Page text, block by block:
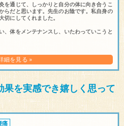
を通じて、しっかりと自分の体に向き合うこ
らだと思います。先生のお陰です。私自身の
切にしてくれました。
、体をメンテナンスし、いたわっていこうと
細を見る »
果を実感でき嬉しく思って
痛